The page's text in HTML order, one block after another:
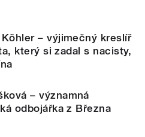
– výjimečný kreslíř
který si zadal s nacisty,
– významná
odbojářka z Března